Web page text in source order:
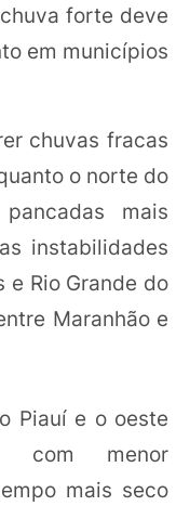
forte deve
em municípios
chuvas fracas
o norte do
mais
instabilidades
e Rio Grande do
Maranhão e
Piauí e o oeste
com menor
mais seco